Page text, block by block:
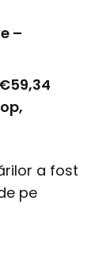
–
€59,34
a fost
pe